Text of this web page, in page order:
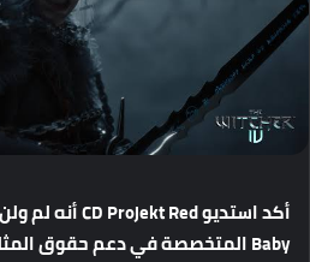
أكداستديو أنهلمولن
Babyالمتخصصةفيدعمحقوق